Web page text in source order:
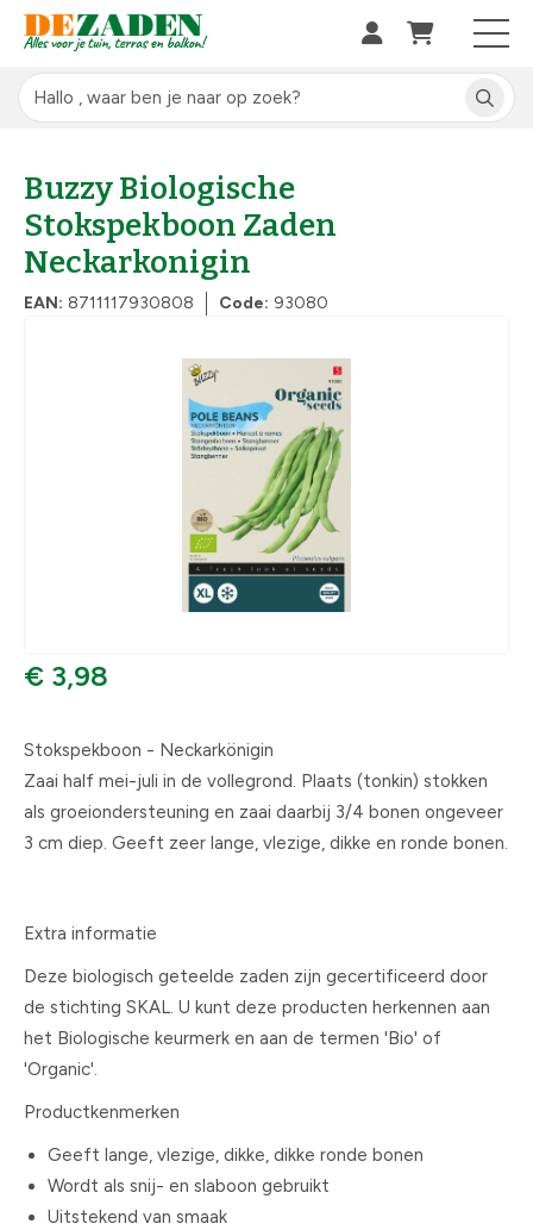
Buzzy Biologische
Stokspekboon Zaden
Neckarkonigin
EAN: 8711117930808 Code: 93080
€ 3,98
Stokspekboon - Neckarkönigin
Zaai half mei-juli in de vollegrond. Plaats (tonkin) stokken
als groeiondersteuning en zaai daarbij 3/4 bonen ongeveer
3 cm diep. Geeft zeer lange, vlezige, dikke en ronde bonen.
Extra informatie
Deze biologisch geteelde zaden zijn gecertificeerd door
de stichting SKAL. U kunt deze producten herkennen aan
het Biologische keurmerk en aan de termen 'Bio' of
'Organic'.
Productkenmerken
Geeft lange, vlezige, dikke, dikke ronde bonen
Wordt als snij- en slaboon gebruikt
Uitstekend van smaak